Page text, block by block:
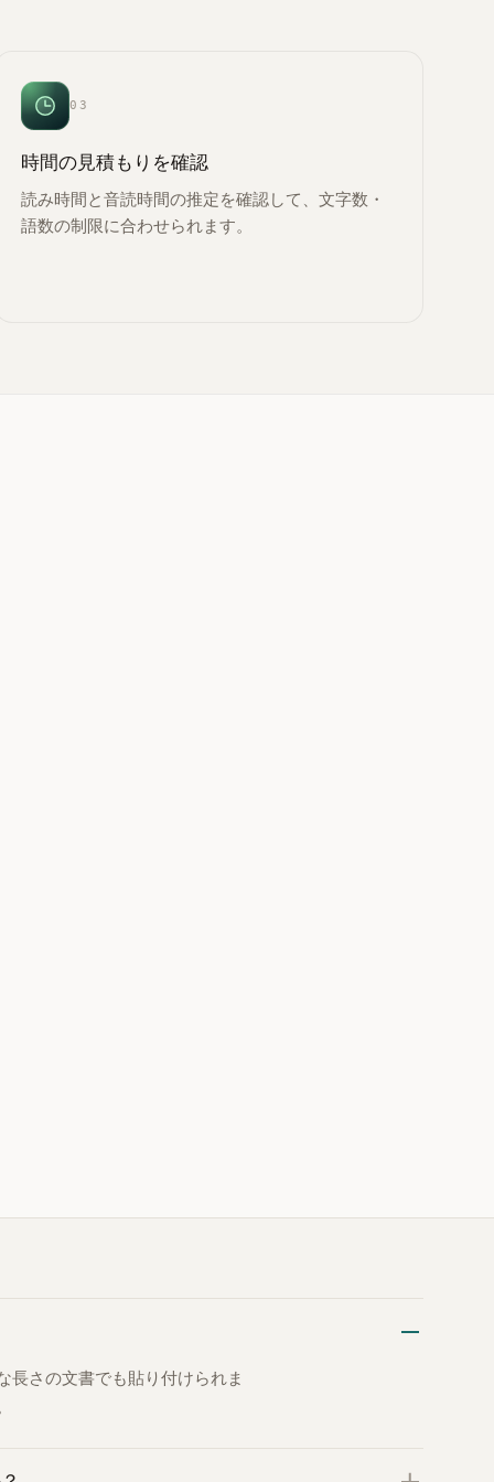
03
時間の見積もりを確認
読み時間と音読時間の推定を確認して、文字数・
語数の制限に合わせられます。
長さの文書でも貼り付けられま